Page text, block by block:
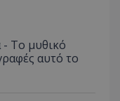
- Το μυθικό
αυτό το